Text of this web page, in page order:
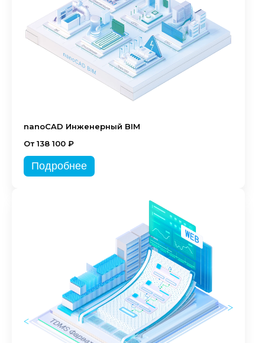
nanoCAD Инженерный BIM
От 138 100 ₽
Подробнее